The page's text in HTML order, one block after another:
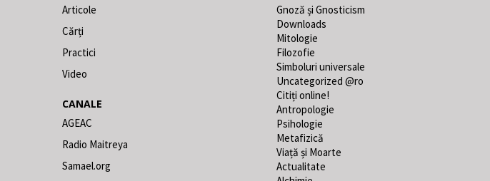
Articole
Cărți
Practici
Video
CANALE
AGEAC
Radio Maitreya
Samael.org
Gnoză și Gnosticism
Downloads
Mitologie
Filozofie
Simboluri universale
Uncategorized @ro
Citiți online!
Antropologie
Psihologie
Metafizică
Viață și Moarte
Actualitate